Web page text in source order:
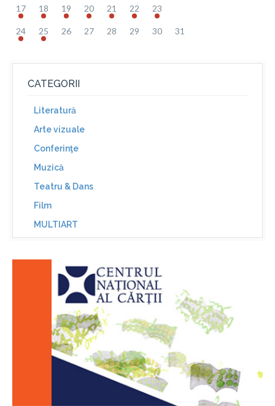
17 18 19 20 21 22 23
24 25 26 27 28 29 30 31
CATEGORII
Literatură
Arte vizuale
Conferinţe
Muzică
Teatru & Dans
Film
MULTIART